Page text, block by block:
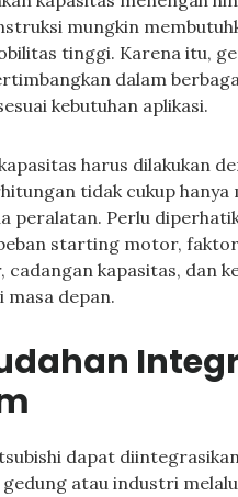
mungkin
tinggi. Karena itu,
dalam
kebutuhan aplikasi.
harus dilakukan
tidak cukup hanya
peralatan. Perlu
starting motor, faktor
cadangan kapasitas, dan
masa depan.
dapat
atau industri